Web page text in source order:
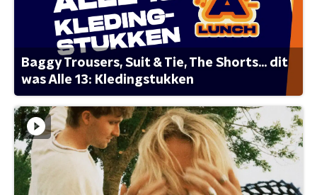
Baggy Trousers, Suit & Tie, The Shorts... dit
was Alle 13: Kledingstukken